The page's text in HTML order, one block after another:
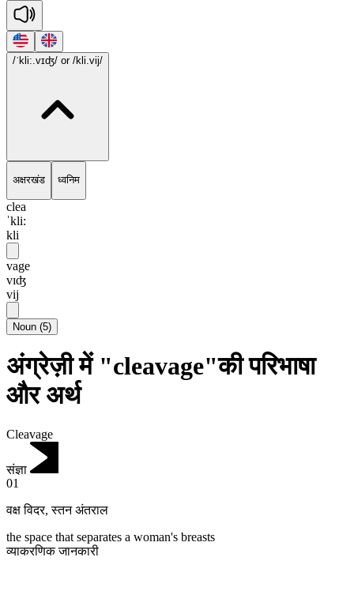
/ˈkli:.vɪʤ/ or /kli.vij/
अक्षरखंड ध्वनिम
clea
ˈkli:
kli
vage
vɪʤ
vij
Noun (5)
अंग्रेज़ी में "cleavage"की परिभाषा
और अर्थ
Cleavage
संज्ञा
01
वक्ष विदर,स्तन अंतराल
the space that separates a woman's breasts
व्याकरणिक जानकारी